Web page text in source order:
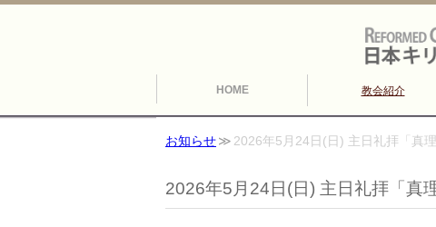
HOME 教会紹介
お知らせ 2026年5月24日(日) 主日礼拝「真理
2026年5月24日(日) 主日礼拝「真